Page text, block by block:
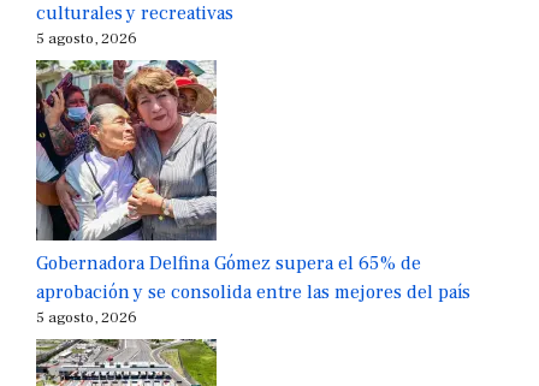
culturales y recreativas
5 agosto, 2026
Gobernadora Delfina Gómez supera el 65% de
aprobación y se consolida entre las mejores del país
5 agosto, 2026